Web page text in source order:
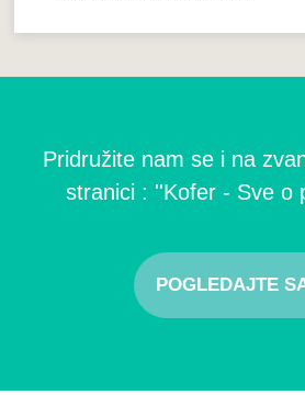
Pridružite nam se i na
stranici : ''Kofer - Sve o
POGLEDAJTE